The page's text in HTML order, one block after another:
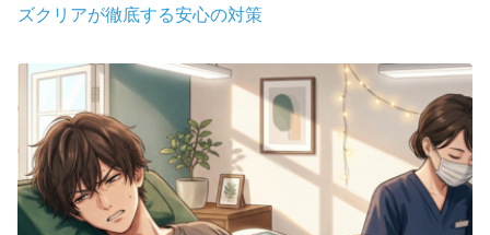
ズクリアが徹底する安心の対策